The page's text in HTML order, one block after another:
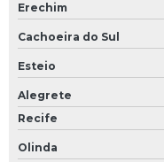
Erechim
Cachoeira do Sul
Esteio
Alegrete
Recife
Olinda